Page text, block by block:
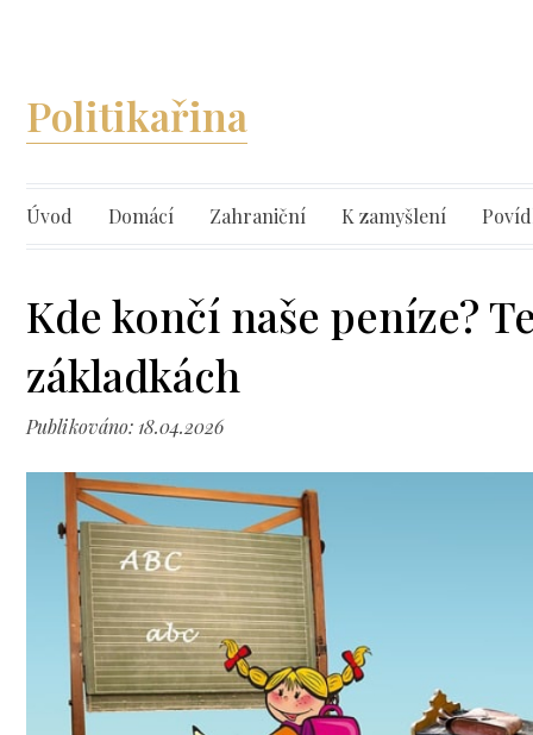
Politikařina
Úvod Domácí Zahraniční K zamyšlení
Kde končí naše peníze?
základkách
Publikováno: 18.04.2026